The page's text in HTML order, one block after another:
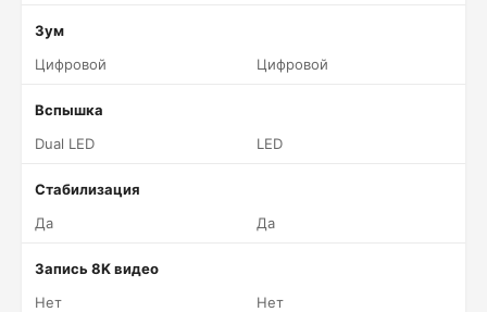
Зум
Цифровой
Цифровой
Вспышка
Dual LED
LED
Стабилизация
Да
Да
Запись 8K видео
Нет
Нет